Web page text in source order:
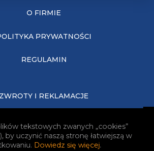
O FIRMIE
PRYWATNOŚCI
REGULAMIN
ZWROTY I REKLAMACJE
JAK KUPOWAĆ?
tekstowych zwanych „cookies”
by uczynić naszą stronę łatwiejszą w
Dowiedz się więcej.